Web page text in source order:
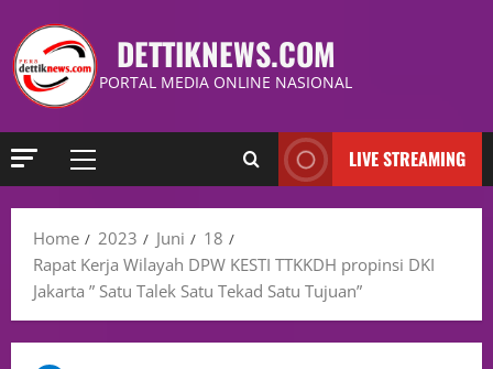
DETTIKNEWS.COM
PORTAL MEDIA ONLINE NASIONAL
LIVE STREAMING
Home 2023 Juni
18
Rapat Kerja Wilayah DPW KESTI TTKKDH propinsi DKI
Jakarta ” Satu Talek Satu Tekad Satu Tujuan”